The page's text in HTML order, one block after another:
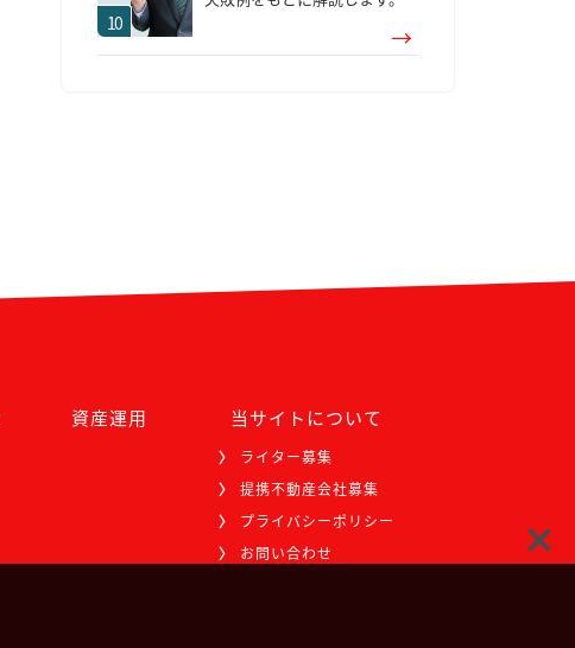
資産運用 当サイトについて
ライター募集
提携不動産会社募集
プライバシーポリシー
お問い合わせ